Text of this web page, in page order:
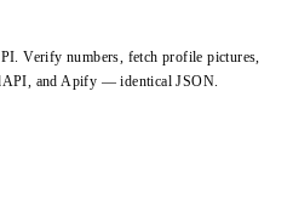
Verify numbers, fetch profile pictures,
and Apify — identical JSON.